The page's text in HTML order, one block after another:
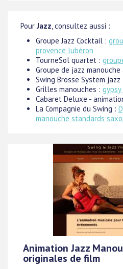
PourJazz, consultez aussi :
Groupe Jazz Cocktail :
provence lubéron
TourneSol quartet :
Groupe de jazz
Swing Brosse System jazz
Grilles manouches : gypsy
Cabaret Deluxe -
La Compagnie du Swing :
manouche standards
Animation Jazz
originales de film